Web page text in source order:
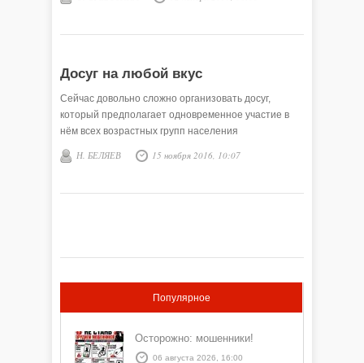
жёлтым светом, на «Ночь искусств» собирались
Досуг на любой вкус
Сейчас довольно сложно организовать досуг,
который предполагает одновременное участие в
нём всех возрастных групп населения
Н. БЕЛЯЕВ 15 ноября 2016, 10:07
Популярное
Осторожно: мошенники!
06 августа 2026, 16:00